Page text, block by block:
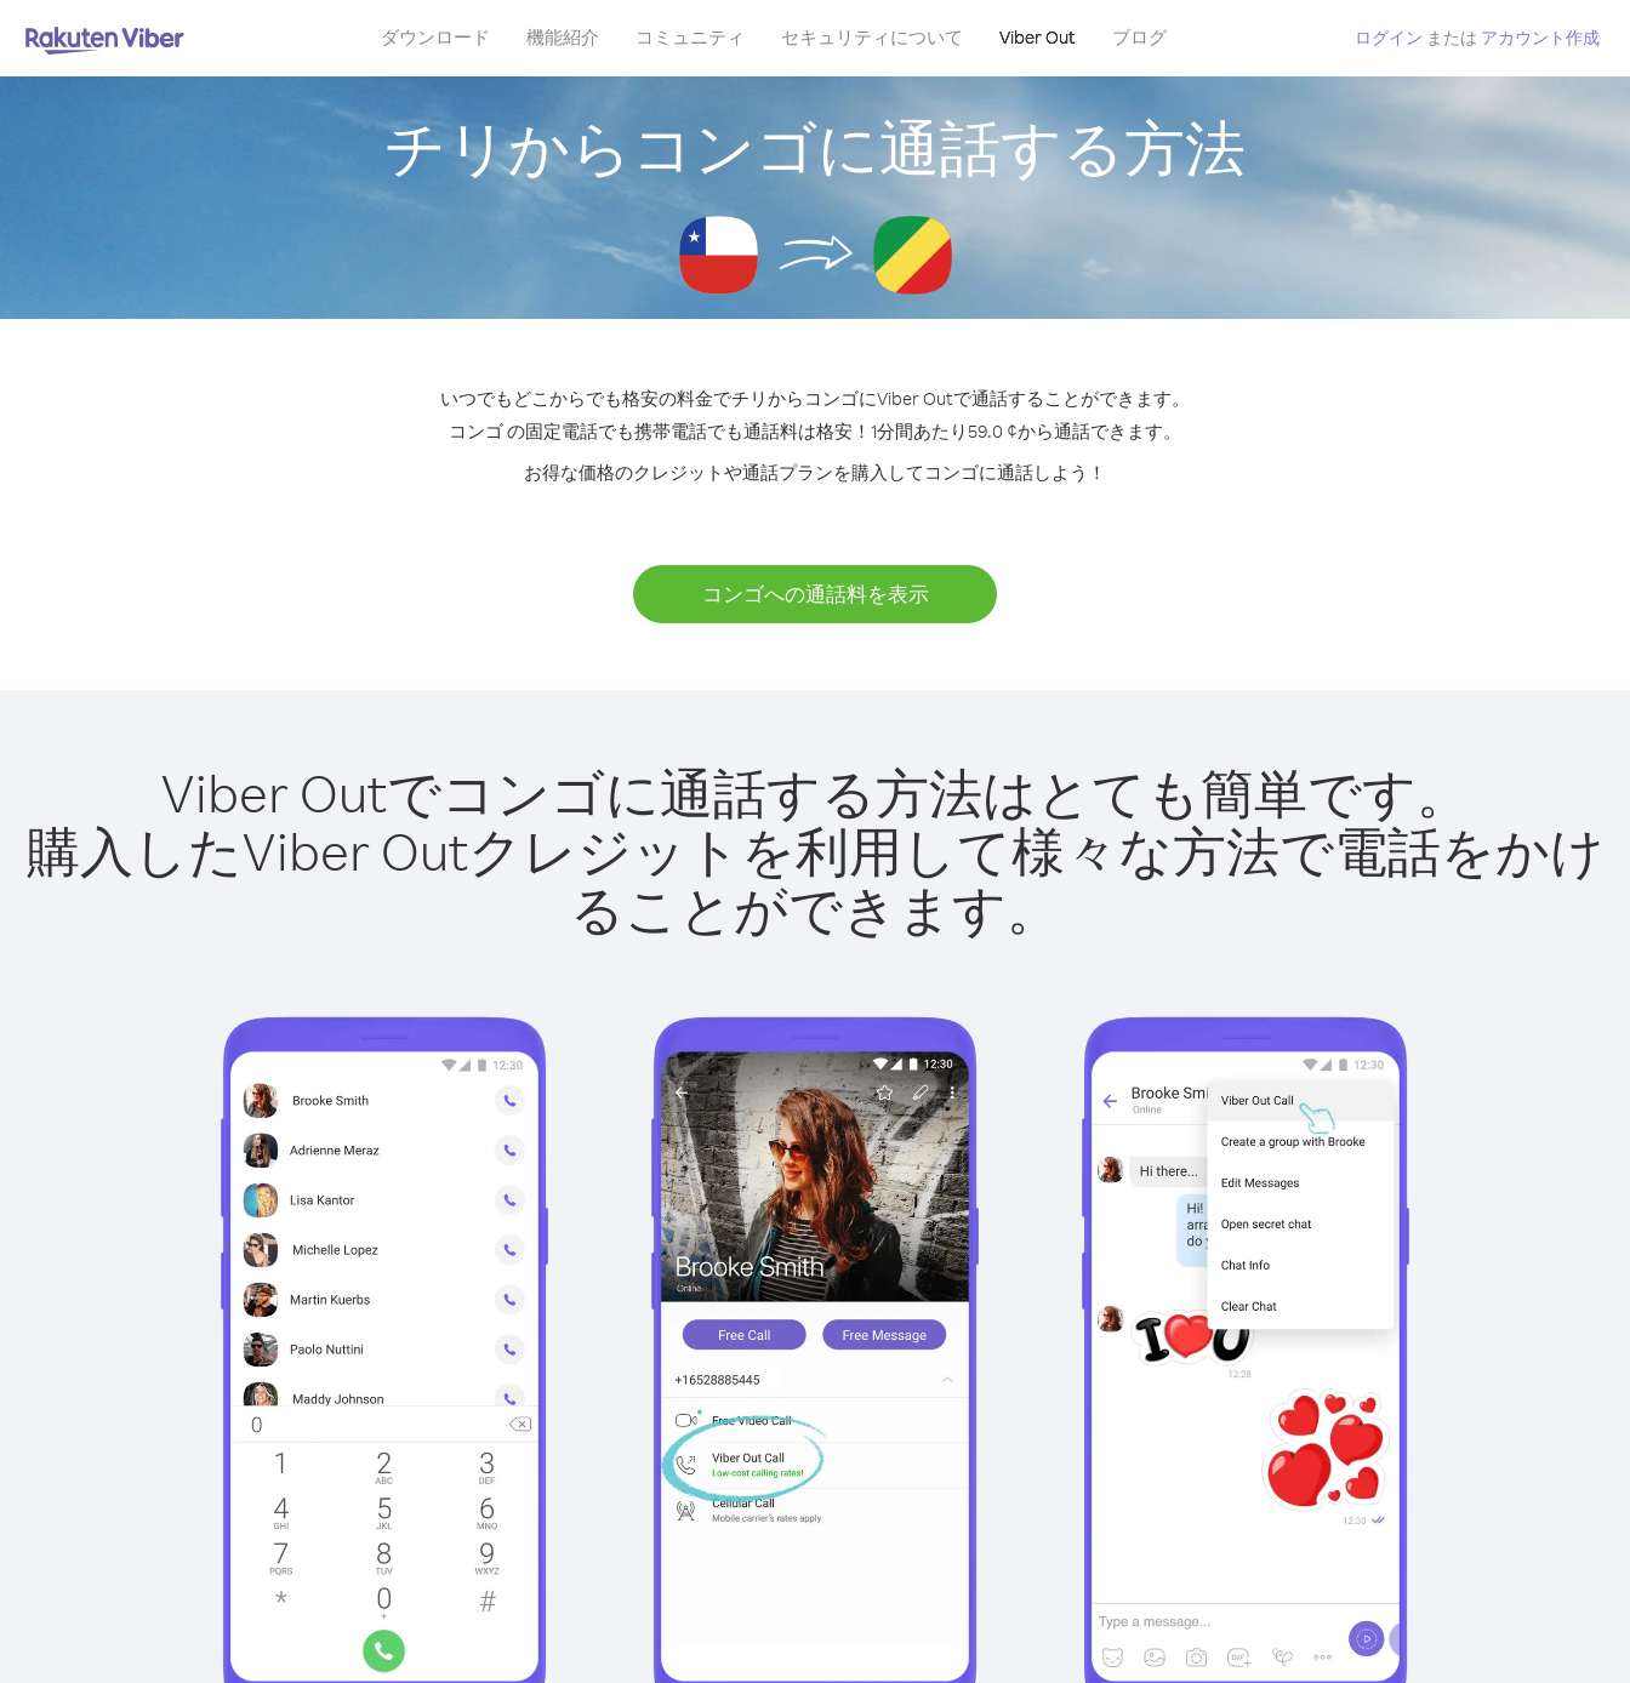
ダウンロード 機能紹介 コミュニティ セキュリティについて Viber Out ブログ ログイン または アカウント作成
チリからコンゴに通話する方法
いつでもどこからでも格安の料金でチリからコンゴにViber Outで通話することができます。
コンゴ の固定電話でも携帯電話でも通話料は格安！1分間あたり59.0 ¢から通話できます。
お得な価格のクレジットや通話プランを購入してコンゴに通話しよう！
コンゴへの通話料を表示
Viber Outでコンゴに通話する方法はとても簡単です。
購入したViber Outクレジットを利用して様々な方法で電話をかけ
ることができます。